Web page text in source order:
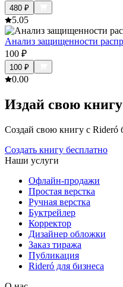
480 ₽
5.05
Анализ защищенности
100 ₽
100 ₽
0.00
Издай свою книгу
Создай свою книгу с Rideró
Создать книгу бесплатно
Наши услуги
Офлайн-продажи
Простая верстка
Ручная верстка
Буктрейлер
Корректор
Дизайнер обложки
Заказ тиража
Публикация
Rideró для бизнеса